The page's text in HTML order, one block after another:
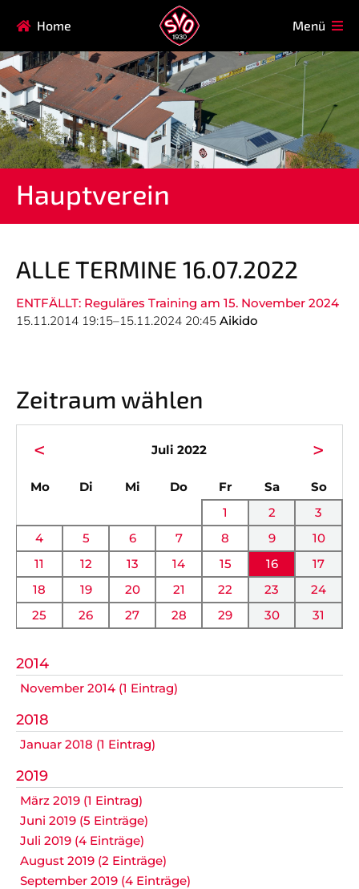
Home Menü
Hauptverein
ALLE TERMINE 16.07.2022
ENTFÄLLT: Reguläres Training am 15. November 2024
15.11.2014 19:15–15.11.2024 20:45 Aikido
Zeitraum wählen
< Juli 2022 >
Montag Dienstag
Mittwoch
Donnerstag
Freitag SamstagSo
1
2
3
4
5 6 7 8 9
10
11
12 13 14 15 16
17
18
19 20 21 22 23
24
25
26 27 28 29 30 31
2014
November 2014 (1 Eintrag)
2018
Januar 2018 (1 Eintrag)
2019
März 2019 (1 Eintrag)
Juni 2019 (5 Einträge)
Juli 2019 (4 Einträge)
August 2019 (2 Einträge)
September 2019 (4 Einträge)
Navigation
überspringen
HAUPTVEREIN
MITGLIEDSCHAFT
FAQ
Navigation
überspringen
AIKIDO
EISSTOCK
FITNESSKURSE
FUSSBALL
GARDE
GESUNDHEITSSPORT
KINDERTURNEN
KYUDO
REHASPORT
TAEKWONDO
TENNIS
Navigation
überspringen
SVO
Mitgliedschaft
Ehrenmitglieder
Verwaltung Intern
INFO
Alle Termine
Anfahrt
Chronik
Fanshop
VEREIN
Vereinssatzung
Schutzkonzept
Impressum
Datenschutz
KOOPERATIONEN
Förderverein
Nicht das Richtige gefunden?
Bitte nehmen Sie Kontakt mit uns auf. Wir helfen
gerne weiter.
post@svo.germaringen.de